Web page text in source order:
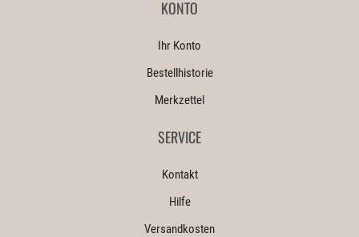
KONTO
Ihr Konto
Bestellhistorie
Merkzettel
SERVICE
Kontakt
Hilfe
Versandkosten